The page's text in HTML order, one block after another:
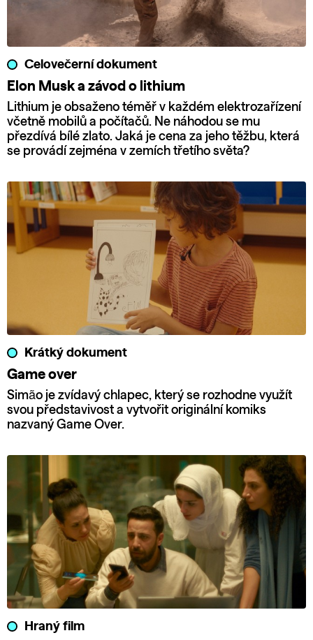
Celovečerní dokument
Elon Musk a závod o lithium
Lithium je obsaženo téměř v každém elektrozařízení
včetně mobilů a počítačů. Ne náhodou se mu
přezdívá bílé zlato. Jaká je cena za jeho těžbu, která
se provádí zejména v zemích třetího světa?
Krátký dokument
Game over
Simão je zvídavý chlapec, který se rozhodne využít
svou představivost a vytvořit originální komiks
nazvaný Game Over.
Hraný film